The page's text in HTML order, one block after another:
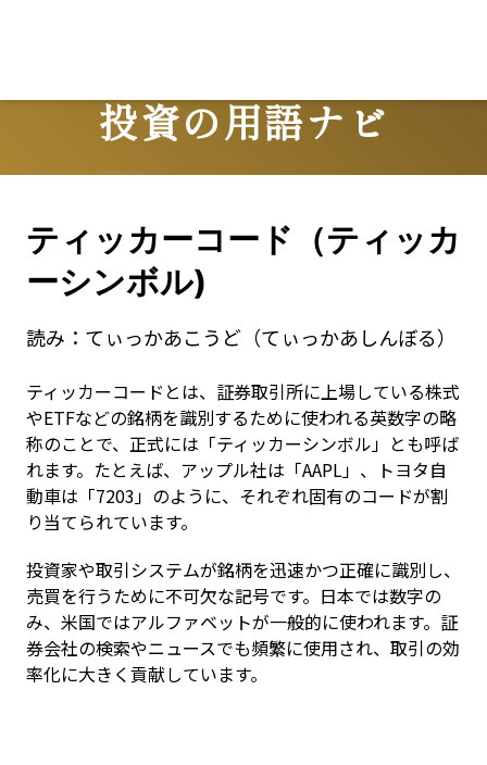
投資の用語ナビ
Terms
ティッカーコード（ティッカ
ーシンボル)
読み： てぃっかあこうど（てぃっかあしんぼる）
ティッカーコードとは、証券取引所に上場している株式
やETFなどの銘柄を識別するために使われる英数字の略
称のことで、正式には「ティッカーシンボル」とも呼ば
れます。たとえば、アップル社は「AAPL」、トヨタ自
動車は「7203」のように、それぞれ固有のコードが割
り当てられています。
投資家や取引システムが銘柄を迅速かつ正確に識別し、
売買を行うために不可欠な記号です。日本では数字の
み、米国ではアルファベットが一般的に使われます。証
券会社の検索やニュースでも頻繁に使用され、取引の効
率化に大きく貢献しています。